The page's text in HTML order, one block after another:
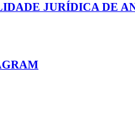
JURÍDICA DE